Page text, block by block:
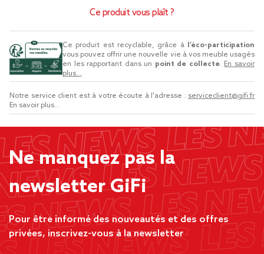
Ce produit vous plaît ?
Ce produit est recyclable, grâce à
l’éco-participation
vous pouvez offrir une nouvelle vie à vos meuble usagés
en les rapportant dans un point de collecte. En savoir
plus....
Notre service client est à votre écoute à l'adresse : serviceclient@gifi.fr
En savoir plus...
Ne manquez pas la
newsletter GiFi
Pour être informé des nouveautés et des offres
privées, inscrivez-vous à la newsletter